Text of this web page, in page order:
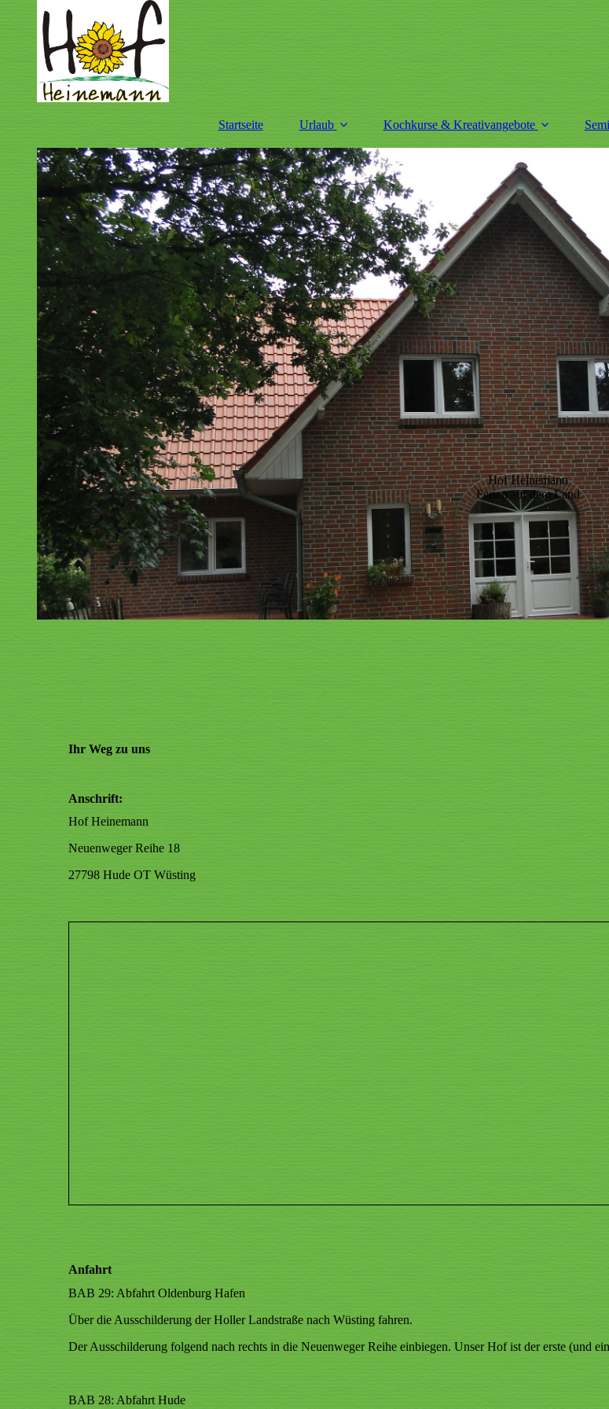
Startseite Urlaub Kochkurse & Kreativangebote
Hof Heinemann
Ferien auf dem Land
Ihr Weg zu uns
Anschrift:
Hof Heinemann
Neuenweger Reihe 18
27798 Hude OT Wüsting
Anfahrt
BAB 29: Abfahrt Oldenburg Hafen
Über die Ausschilderung der Holler Landstraße nach Wüsting fahren.
Der Ausschilderung folgend nach rechts in die Neuenweger Reihe einbiegen. Unser Hof ist der erste (und
BAB 28: Abfahrt Hude